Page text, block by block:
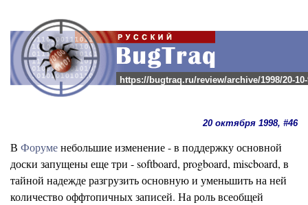
https://bugtraq.ru/review/archive/1998/20-
20 октября 1998, #46
В Форуменебольшие изменение - в поддержку основной
доски запущены еще три - softboard, progboard, miscboard, в
тайной надежде разгрузить основную и уменьшить на ней
количество оффтопичных записей. На роль всеобщей